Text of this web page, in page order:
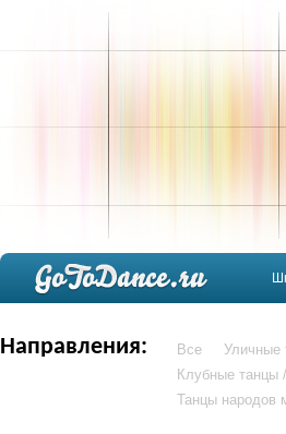
Направления: Все Уличные
Клубные танцы
Танцы народов